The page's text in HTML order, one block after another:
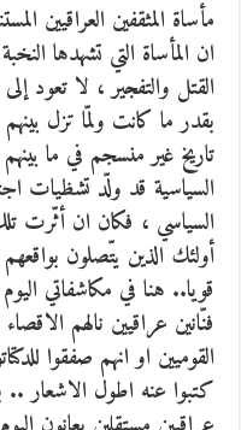
مأساة المثقفين العراقيين
ان المأساة التي تشهدها
القتل والتفجير ، لا تعود
بقدر ما كانت ولمّا تزل
تاريخ غير منسجم في ما
السياسية قد ولّد تشظيات
السياسي ، فكان ان أثّرت
أولئك الذين يتّصلون
قويا.. هنا في مكاشفاتي
فنّانين عراقيين نالهم
القوميين او انهم صفقوا
كتبوا عنه اطول الاشعار